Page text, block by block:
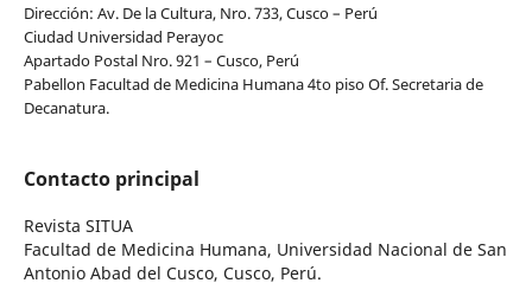
Dirección: Av. De la Cultura, Nro. 733, Cusco – Perú
Ciudad Universidad Perayoc
Apartado Postal Nro. 921 – Cusco, Perú
Pabellon Facultad de Medicina Humana 4to piso Of. Secretaria de
Decanatura.
Contacto principal
Revista SITUA
Facultad de Medicina Humana, Universidad Nacional de San
Antonio Abad del Cusco, Cusco, Perú.